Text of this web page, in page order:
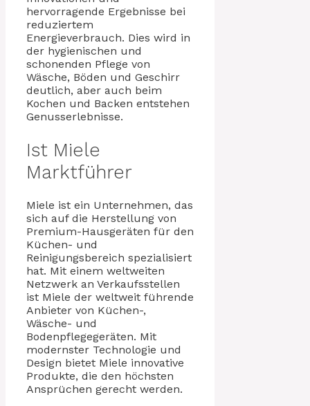
hervorragende Ergebnisse bei
reduziertem
Energieverbrauch. Dies wird in
der hygienischen und
schonenden Pflege von
Wäsche, Böden und Geschirr
deutlich, aber auch beim
Kochen und Backen entstehen
Genusserlebnisse.
Ist Miele
Marktführer
Miele ist ein Unternehmen, das
sich auf die Herstellung von
Premium-Hausgeräten für den
Küchen- und
Reinigungsbereich spezialisiert
hat. Mit einem weltweiten
Netzwerk an Verkaufsstellen
ist Miele der weltweit führende
Anbieter von Küchen-,
Wäsche- und
Bodenpflegegeräten. Mit
modernster Technologie und
Design bietet Miele innovative
Produkte, die den höchsten
Ansprüchen gerecht werden.